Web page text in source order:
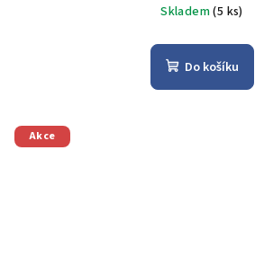
Skladem(5 ks)
Do košíku
Akce